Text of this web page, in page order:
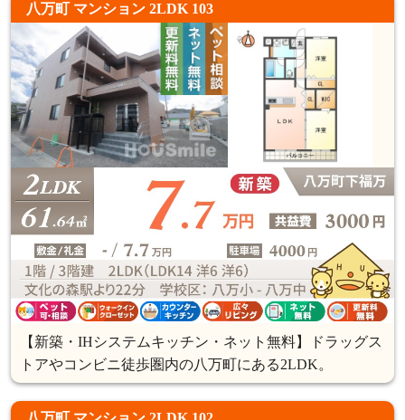
八万町 マンション 2LDK 103
【新築・IHシステムキッチン・ネット無料】ドラッグス
トアやコンビニ徒歩圏内の八万町にある2LDK。